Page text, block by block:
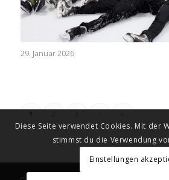
29. Januar 2026
1
Diese Seite verwendet Cookies. Mit der
stimmst du die Verwendung
Einstellungen